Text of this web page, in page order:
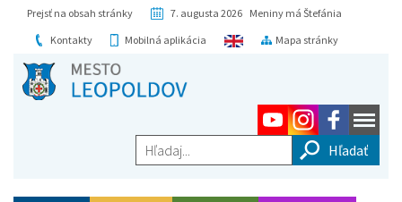
Prejsť na obsah stránky
7. augusta 2026 Meniny má Štefánia
Kontakty
Mobilná aplikácia Mapa stránky
Hľadaj...